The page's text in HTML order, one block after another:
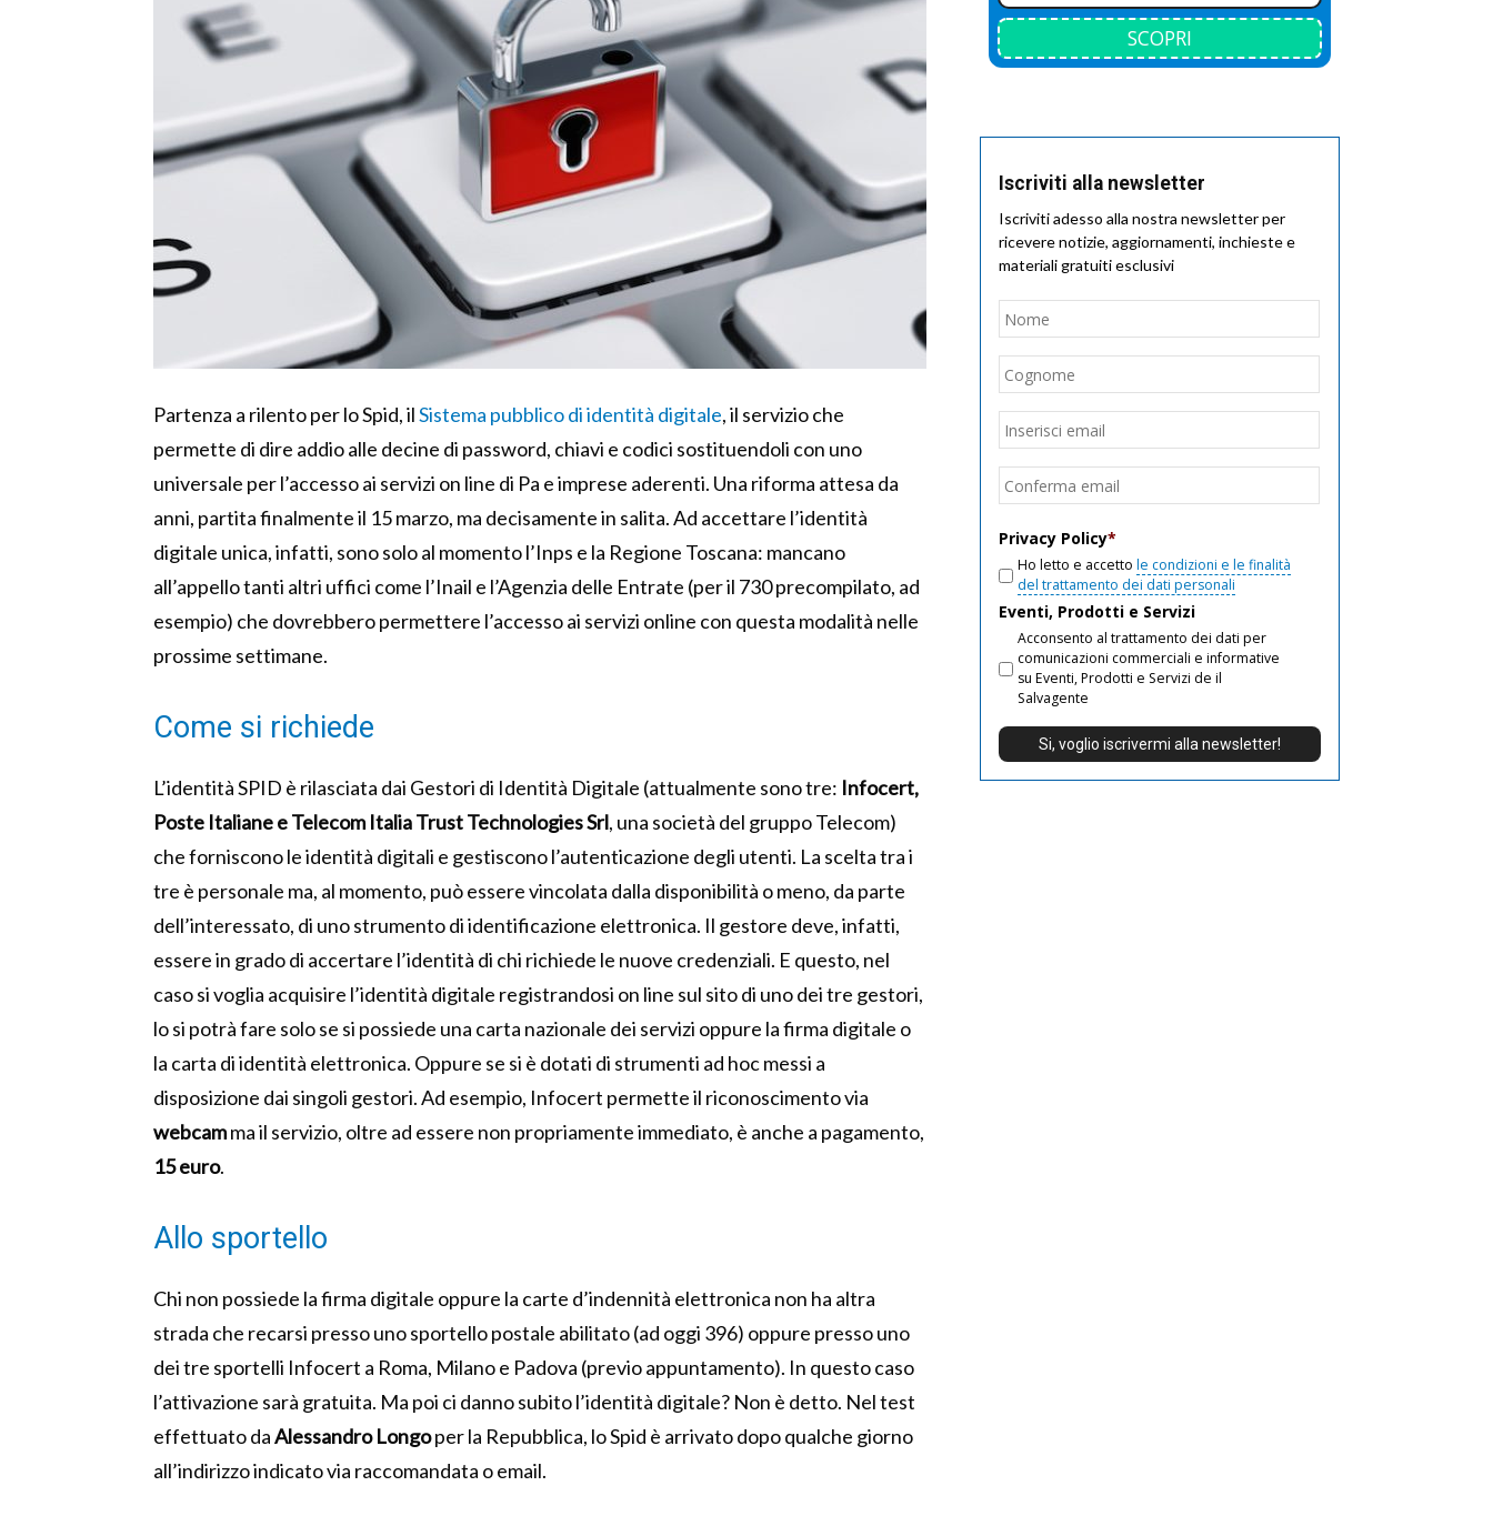
Partenza a rilento per lo Spid, ilSistema pubblico di identità digitale, il servizio che
permette di dire addio alle decine di password, chiavi e codici sostituendoli con uno
universale per l’accesso ai servizi on line di Pa e imprese aderenti. Una riforma attesa da
anni, partita finalmente il 15 marzo, ma decisamente in salita. Ad accettare l’identità
digitale unica, infatti, sono solo al momento l’Inps e la Regione Toscana: mancano
all’appello tanti altri uffici come l’Inail e l’Agenzia delle Entrate (per il 730 precompilato, ad
esempio) che dovrebbero permettere l’accesso ai servizi online con questa modalità nelle
prossime settimane.
Come si richiede
L’identità SPID è rilasciata dai Gestori di Identità Digitale (attualmente sono tre: Infocert,
Poste Italiane e Telecom Italia Trust Technologies Srl, una società del gruppo Telecom)
che forniscono le identità digitali e gestiscono l’autenticazione degli utenti. La scelta tra i
tre è personale ma, al momento, può essere vincolata dalla disponibilità o meno, da parte
dell’interessato, di uno strumento di identificazione elettronica. Il gestore deve, infatti,
essere in grado di accertare l’identità di chi richiede le nuove credenziali. E questo, nel
caso si voglia acquisire l’identità digitale registrandosi on line sul sito di uno dei tre gestori,
lo si potrà fare solo se si possiede una carta nazionale dei servizi oppure la firma digitale o
la carta di identità elettronica. Oppure se si è dotati di strumenti ad hoc messi a
disposizione dai singoli gestori. Ad esempio, Infocert permette il riconoscimento via
webcamma il servizio, oltre ad essere non propriamente immediato, è anche a pagamento,
15 euro.
Allo sportello
Chi non possiede la firma digitale oppure la carte d’indennità elettronica non ha altra
strada che recarsi presso uno sportello postale abilitato (ad oggi 396) oppure presso uno
dei tre sportelli Infocert a Roma, Milano e Padova (previo appuntamento). In questo caso
l’attivazione sarà gratuita. Ma poi ci danno subito l’identità digitale? Non è detto. Nel test
effettuato daAlessandro Longoper la Repubblica, lo Spid è arrivato dopo qualche giorno
all’indirizzo indicato via raccomandata o email.
SCOPRI
Iscriviti alla newsletter
Iscriviti adesso alla nostra newsletter per
ricevere notizie, aggiornamenti, inchieste e
materiali gratuiti esclusivi
Nome
Email
Privacy Policy*
Ho letto e accetto le condizioni e le finalità
del trattamento dei dati personali
Eventi, Prodotti e Servizi
Acconsento al trattamento dei dati per
comunicazioni commerciali e informative
su Eventi, Prodotti e Servizi de il
Salvagente